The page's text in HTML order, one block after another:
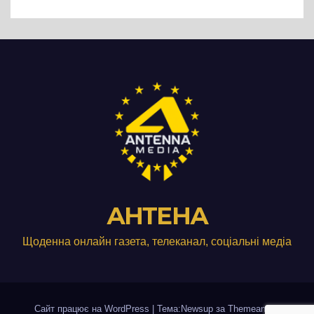
АНТЕНА
Щоденна онлайн газета, телеканал, соціальні медіа
Сайт працює на WordPress | Тема:Newsup за Themeansar.